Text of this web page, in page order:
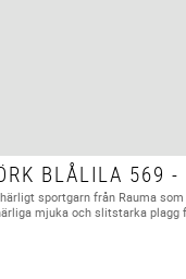
BLÅLILA 569 -
sportgarn från Rauma
mjuka och slitstarka plagg